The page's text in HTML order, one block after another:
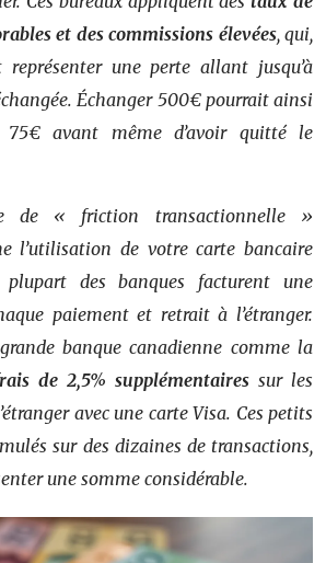
et des commissions élevées, qui,
représenter une perte allant jusqu’à
Échanger 500€ pourrait ainsi
75€ avant même d’avoir quitté le
de « friction transactionnelle »
l’utilisation de votre carte bancaire
des banques facturent une
paiement et retrait à l’étranger.
banque canadienne comme la
de 2,5% supplémentaires sur les
avec une carte Visa. Ces petits
sur des dizaines de transactions,
une somme considérable.